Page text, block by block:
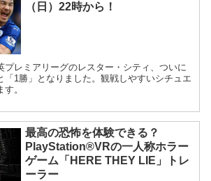
（日）22時から！
プレミアリーグのレスター・シティ、ついに
「1勝」となりました。観戦しやすいシチュエ
。
最高の恐怖を体験できる？
PlayStation®VRの一人称ホラー
ゲーム「HERE THEY LIE」トレ
ーラー